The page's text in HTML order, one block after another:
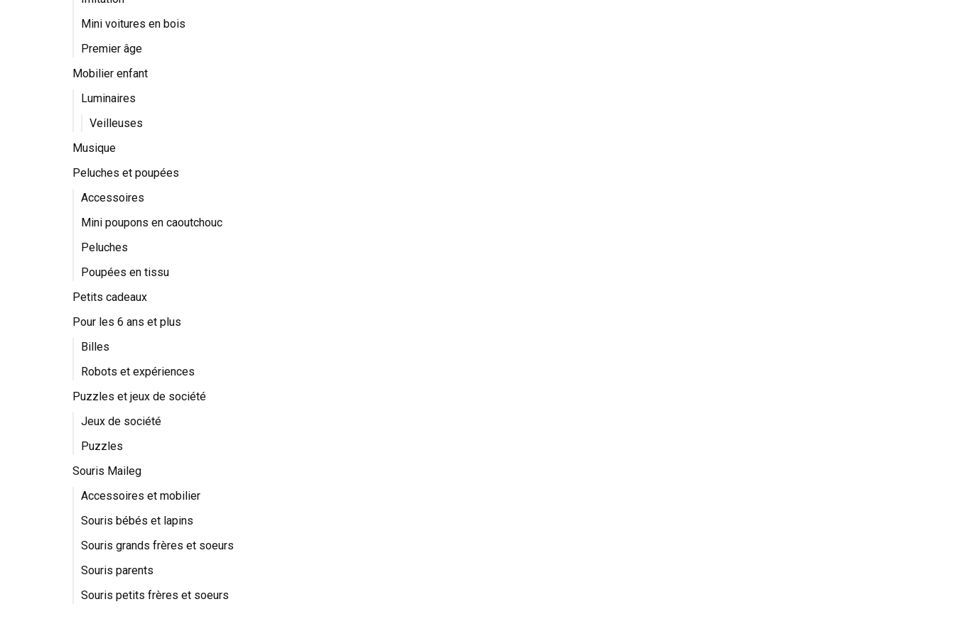
Mini voitures en bois
Premier âge
Mobilier enfant
Luminaires
Veilleuses
Musique
Peluches et poupées
Accessoires
Mini poupons en caoutchouc
Peluches
Poupées en tissu
Petits cadeaux
Pour les 6 ans et plus
Billes
Robots et expériences
Puzzles et jeux de société
Jeux de société
Puzzles
Souris Maileg
Accessoires et mobilier
Souris bébés et lapins
Souris grands frères et soeurs
Souris parents
Souris petits frères et soeurs